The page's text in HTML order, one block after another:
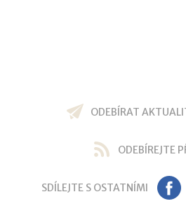
ODEBÍRAT
ODEBÍREJTE
SDÍLEJTE S OSTATNÍMI FB